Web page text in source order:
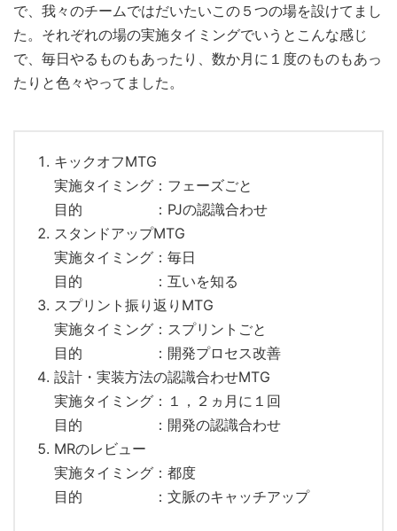
で、我々のチームではだいたいこの５つの場を設けてまし
た。 それぞれの場の実施タイミングでいうとこんな感じ
で、毎日やるものもあったり、数か月に１度のものもあっ
たりと色々やってました。
キックオフMTG
実施タイミング：フェーズごと
目的 ：PJの認識合わせ
スタンドアップMTG
実施タイミング：毎日
目的 ：互いを知る
スプリント振り返りMTG
実施タイミング：スプリントごと
目的 ：開発プロセス改善
設計・実装方法の認識合わせMTG
実施タイミング：１，２ヵ月に１回
目的 ：開発の認識合わせ
MRのレビュー
実施タイミング：都度
目的 ：文脈のキャッチアップ